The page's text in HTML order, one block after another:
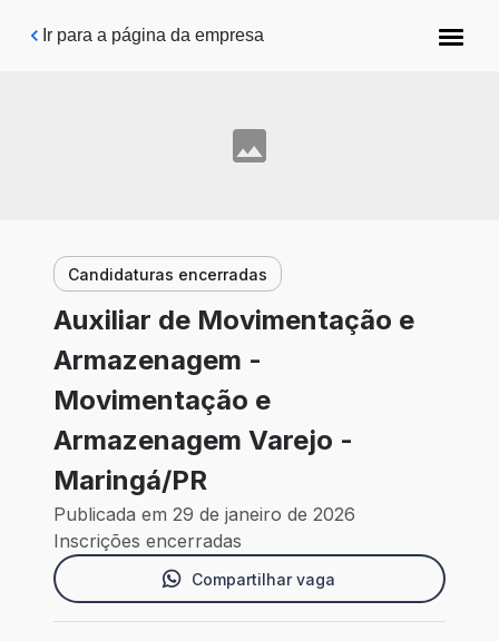
Pular para o conteúdo principal
Ir para a página da empresa
Candidaturas encerradas
Auxiliar de Movimentação e
Armazenagem -
Movimentação e
Armazenagem Varejo -
Maringá/PR
Publicada em 29 de janeiro de 2026
Inscrições encerradas
Compartilhar vaga